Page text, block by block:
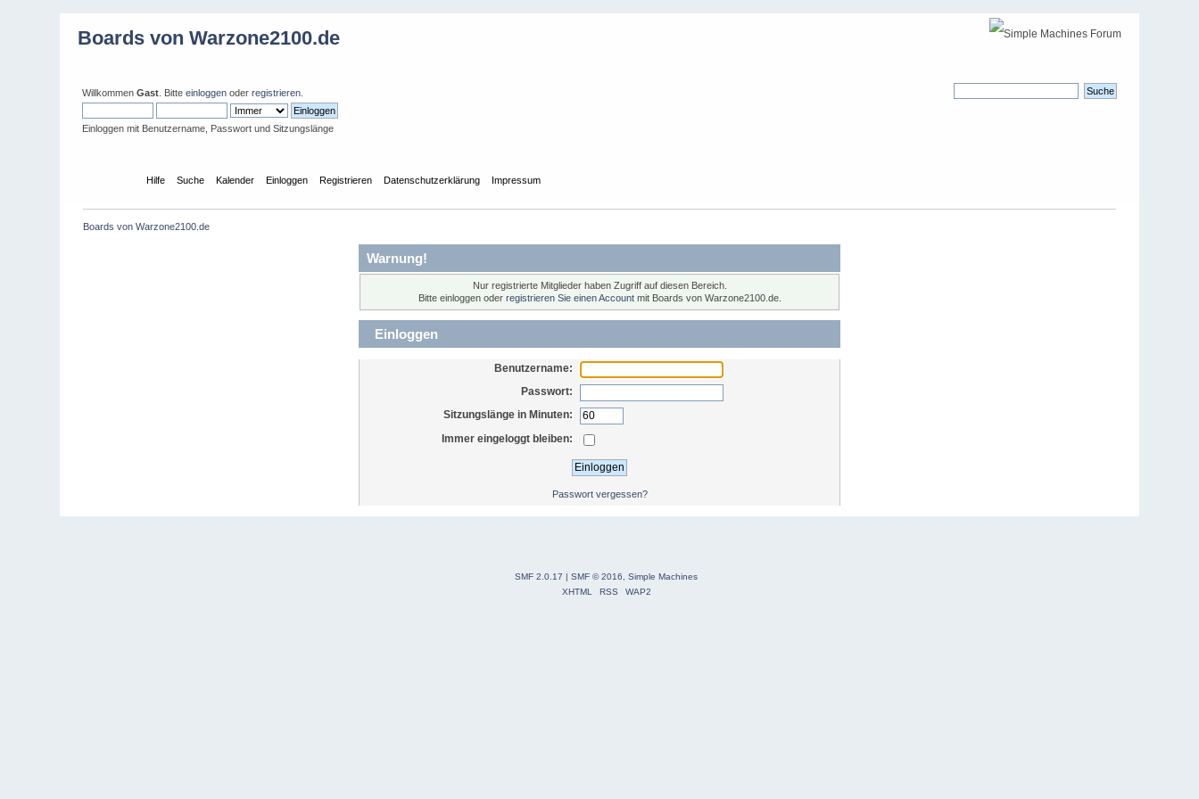
Boards von Warzone2100.de
WillkommenGast . Bitteeinloggen oderregistrieren
Einloggen mit Benutzername, Passwort und Sitzungslänge
Hilfe Suche Kalender Einloggen Registrieren Datenschutzerklärung Impressum
Boards von Warzone2100.de
Warnung!
Nur registrierte Mitglieder haben Zugriff auf diesen Bereich.
Bitte einloggen oder registrieren Sie einen Accountmit Boards von Warzone2100.de.
Einloggen
Benutzername:
Passwort:
Sitzungslänge in Minuten:
Immer eingeloggt bleiben:
Passwort vergessen?
SMF 2.0.17 | SMF © 2016
Simple Machines
XHTML
RSS WAP2